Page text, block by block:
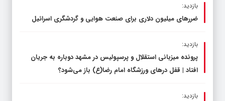
بازدید:
ضررهای میلیون دلاری برای صنعت هوایی و گردشگری اسرائیل
بازدید:
پرونده میزبانی استقلال و پرسپولیس در مشهد دوباره به جریان
افتاد | قفل در‌های ورزشگاه امام رضا(ع) باز می‌شود؟
بازدید: